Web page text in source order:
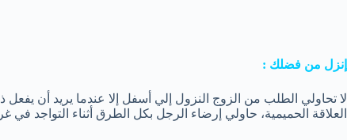
إنزل من فضلك :
لا تحاولي الطلب من الزوج النزول إلي أسفل إلا عندما يريد أن
العلاقة الحميمية، حاولي إرضاء الرجل بكل الطرق أثناء التواجد